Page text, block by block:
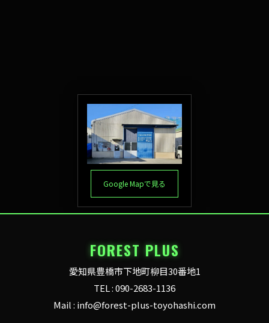
Google Mapで見る
FOREST PLUS
愛知県豊橋市下地町柳目30番地1
TEL : 090-2683-1136
Mail : info@forest-plus-toyohashi.com